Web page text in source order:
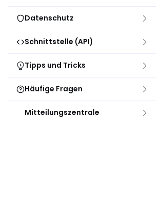
Datenschutz
Schnittstelle (API)
Tipps und Tricks
Häufige Fragen
Mitteilungszentrale